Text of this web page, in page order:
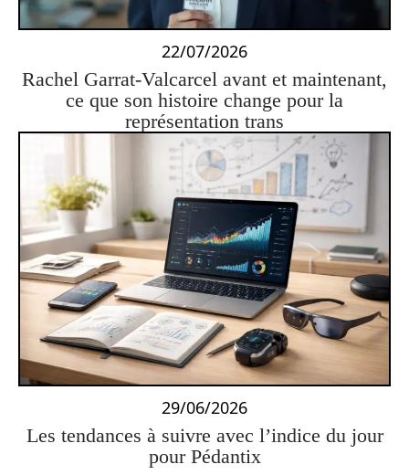
22/07/2026
Rachel Garrat-Valcarcel avant et maintenant,
ce que son histoire change pour la
représentation trans
29/06/2026
Les tendances à suivre avec l’indice du jour
pour Pédantix